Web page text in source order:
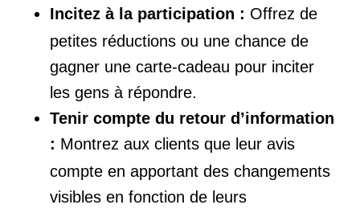
Incitez à la participation : Offrez de
petites réductions ou une chance de
gagner une carte-cadeau pour inciter
les gens à répondre.
Tenir compte du retour d’information
: Montrez aux clients que leur avis
compte en apportant des changements
visibles en fonction de leurs